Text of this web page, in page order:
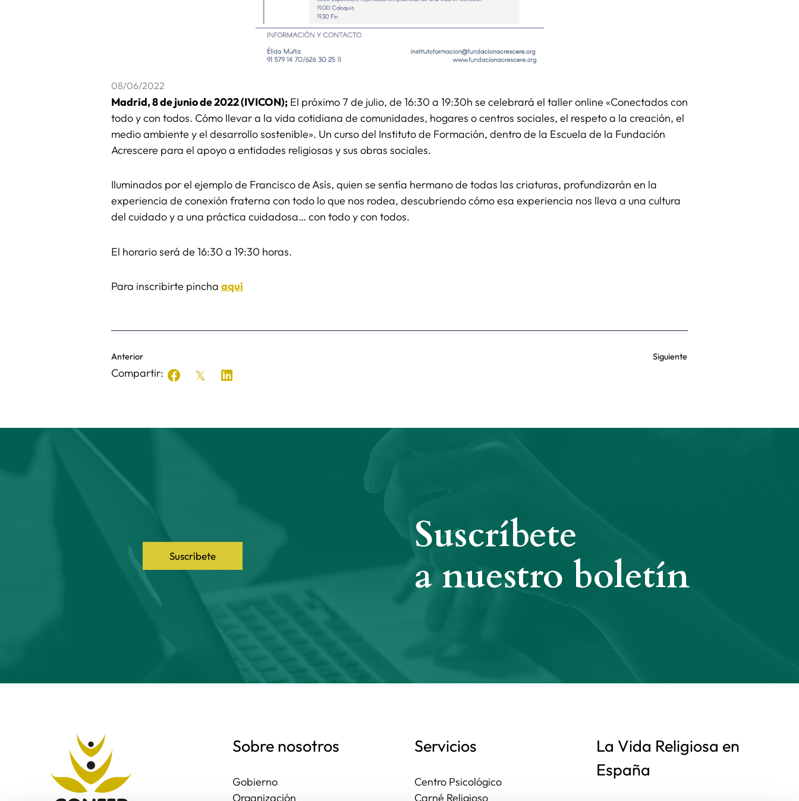
08/06/2022
Madrid, 8 de junio de 2022 (IVICON); El próximo 7 de julio, de 16:30 a 19:30h se celebrará el taller online «Conectados con
todo y con todos. Cómo llevar a la vida cotidiana de comunidades, hogares o centros sociales, el respeto a la creación, el
medio ambiente y el desarrollo sostenible». Un curso del Instituto de Formación, dentro de la Escuela de la Fundación
Acrescere para el apoyo a entidades religiosas y sus obras sociales. ⠀⠀⠀⠀⠀⠀⠀⠀⠀
Iluminados por el ejemplo de Francisco de Asís, quien se sentía hermano de todas las criaturas, profundizarán en la
experiencia de conexión fraterna con todo lo que nos rodea, descubriendo cómo esa experiencia nos lleva a una cultura
del cuidado y a una práctica cuidadosa… con todo y con todos.
El horario será de 16:30 a 19:30 horas.
Para inscribirte pincha aquí
Anterior Siguiente
Compartir:
Suscríbete
Suscríbete
a nuestro boletín
Sobre nosotros
Gobierno
Organización
Servicios
Centro Psicológico
Carné Religioso
La Vida Religiosa en
España